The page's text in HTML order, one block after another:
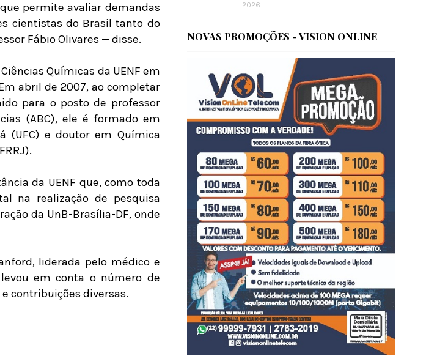
permite avaliar demandas
cientistas do Brasil tanto do
Fábio Olivares — disse.
Químicas da UENF em
abril de 2007, ao completar
para o posto de professor
(ABC), ele é formado em
(UFC) e doutor em Química
da UENF que, como toda
na realização de pesquisa
da UnB-Brasília-DF, onde
liderada pelo médico e
em conta o número de
contribuições diversas.
2026
NOVAS PROMOÇÕES - VISION ONLINE